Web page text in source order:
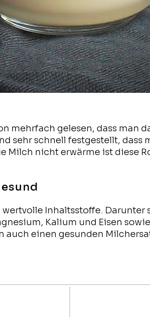
mehrfach gelesen, dass man
sehr schnell festgestellt, dass
Milch nicht erwärme ist diese
Inhaltsstoffe. Darunter
Kalium und Eisen
auch einen gesunden